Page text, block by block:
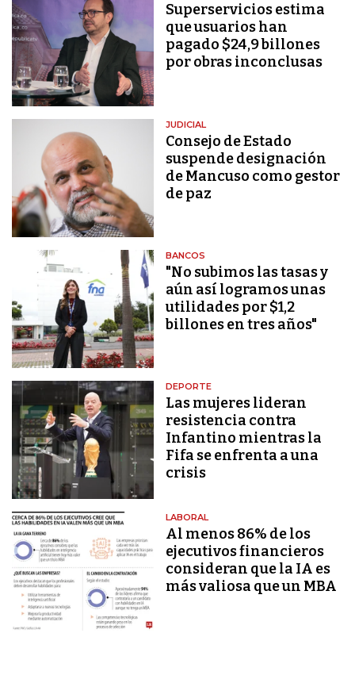
Superservicios estima
que usuarios han
pagado $24,9 billones
por obras inconclusas
JUDICIAL
Consejo de Estado
suspende designación
de Mancuso como gestor
de paz
BANCOS
"No subimos las tasas y
aún así logramos unas
utilidades por $1,2
billones en tres años"
DEPORTE
Las mujeres lideran
resistencia contra
Infantino mientras la
Fifa se enfrenta a una
crisis
LABORAL
Al menos 86% de los
ejecutivos financieros
consideran que la IA es
más valiosa que un MBA